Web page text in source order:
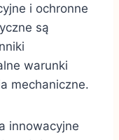
i ochronne
są
warunki
mechaniczne.
innowacyjne